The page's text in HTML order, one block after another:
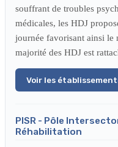
souffrant de troubles
médicales, les HDJ
journée favorisant ainsi le
majorité des HDJ est
Voir les
PISR - Pôle
Réhabilitation